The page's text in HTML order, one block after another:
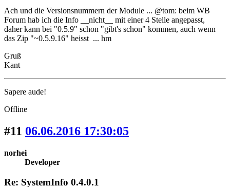
Ach und die Versionsnummern der Module ... @tom: beim WB
Forum hab ich die Info __nicht__ mit einer 4 Stelle angepasst,
daher kann bei "0.5.9" schon "gibt's schon" kommen, auch wenn
das Zip "~0.5.9.16" heisst ... hm
Gruß
Kant
Sapere aude!
Offline
#11 06.06.2016 17:30:05
norhei
Developer
Re: SystemInfo 0.4.0.1